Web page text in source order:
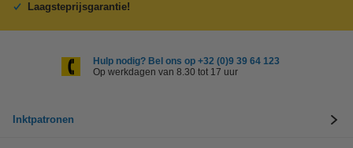
Laagsteprijsgarantie!
Hulp nodig? Bel ons op +32 (0)9 39 64 123
Op werkdagen van 8.30 tot 17 uur
Inktpatronen